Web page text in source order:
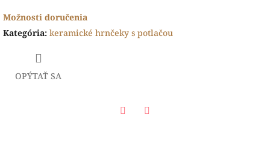
Možnosti doručenia
Kategória: keramické hrnčeky s potlačou
OPÝTAŤ SA